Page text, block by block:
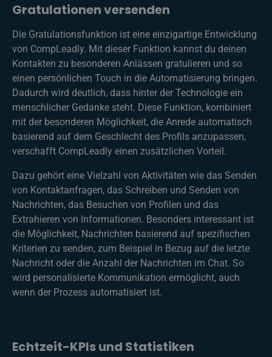
Gratulationen versenden
Die Gratulationsfunktion ist eine einzigartige Entwicklung
von CompLeadly. Mit dieser Funktion kannst du deinen
Kontakten zu besonderen Anlässen gratulieren und so
einen persönlichen Touch in die Automatisierung bringen.
Dadurch wird deutlich, dass hinter der Technologie ein
menschlicher Gedanke steht. Diese Funktion, kombiniert
mit der besonderen Möglichkeit, die Anrede automatisch
basierend auf dem Geschlecht des Profils anzupassen,
verschafft CompLeadly einen zusätzlichen Vorteil.
Dazu gehört eine Vielzahl von Aktivitäten wie das Senden
von Kontaktanfragen, das Schreiben und Senden von
Nachrichten, das Besuchen von Profilen und das
Extrahieren von Informationen. Besonders interessant ist
die Möglichkeit, Nachrichten basierend auf spezifischen
Kriterien zu senden, zum Beispiel in Bezug auf die letzte
Nachricht oder die Anzahl der Nachrichten im Chat. So
wird personalisierte Kommunikation ermöglicht, auch
wenn der Prozess automatisiert ist.
Echtzeit-KPIs und Statistiken